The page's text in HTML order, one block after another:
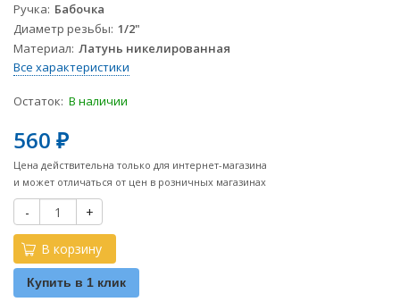
Ручка Бабочка
Диаметр резьбы 1/2"
Материал Латунь никелированная
Все характеристики
Остаток: В наличии
560 ₽
Цена действительна только для интернет-магазина
и может отличаться от цен в розничных магазинах
- +
В корзину
Купить в 1 клик